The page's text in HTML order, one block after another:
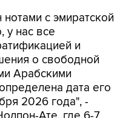
с эмиратской
у нас все
и
о свободной
Арабскими
дата его
2026 года", -